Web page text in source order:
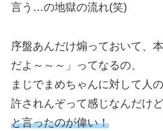
言う…の地獄の流れ(笑)
序盤あんだけ煽っておいて、
だよ～～～」ってなるの、
まじでまめちゃんに対して人
許されんぞって感じなんだけど
と言ったのが偉い！